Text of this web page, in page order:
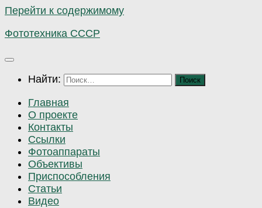
Перейти к содержимому
Фототехника СССР
Найти:
Главная
О проекте
Контакты
Ссылки
Фотоаппараты
Объективы
Приспособления
Статьи
Видео